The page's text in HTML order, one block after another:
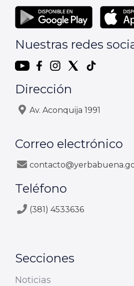
Nuestras redes
Dirección
Av. Aconquija 1991
Correo electrónico
Teléfono
(381) 4533636
Secciones
Noticias